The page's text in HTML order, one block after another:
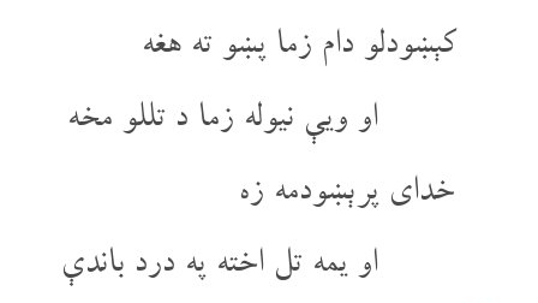
کېښودلو دام زما پښو ته هغه
او ویې نیوله زما د تللو مخه
خدای پرېښودمه زه
او یمه تل اخته په درد باندې